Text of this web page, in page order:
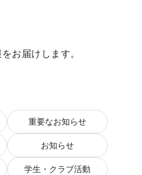
お届けします。
重要なお知らせ
お知らせ
学生・クラブ活動